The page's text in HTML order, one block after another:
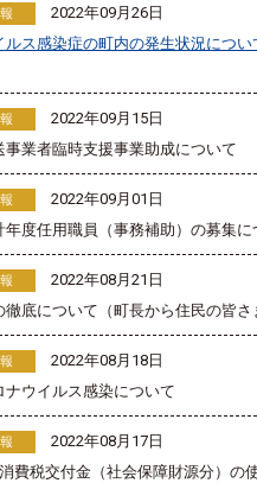
2022年09月26日
ルス感染症の町内の発生状況につい
2022年09月15日
事業者臨時支援事業助成について
2022年09月01日
年度任用職員（事務補助）の募集に
2022年08月21日
底について（町長から住民の皆さ
2022年08月18日
ナウイルス感染について
2022年08月17日
費税交付金（社会保障財源分）の